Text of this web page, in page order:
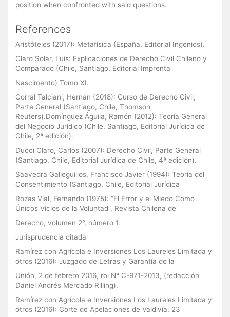
position when confronted with said questions.
References
Aristóteles (2017): Metafísica (España, Editorial Ingenios).
Claro Solar, Luis: Explicaciones de Derecho Civil Chileno y
Comparado (Chile, Santiago, Editorial Imprenta
Nascimento) Tomo XI.
Corral Talciani, Hernán (2018): Curso de Derecho Civil,
Parte General (Santiago, Chile, Thomson
Reuters).Domínguez Águila, Ramón (2012): Teoría General
del Negocio Jurídico (Chile, Santiago, Editorial Jurídica de
Chile, 2ª edición).
Ducci Claro, Carlos (2007): Derecho Civil, Parte General
(Santiago, Chile, Editorial Jurídica de Chile, 4ª edición).
Saavedra Galleguillos, Francisco Javier (1994): Teoría del
Consentimiento (Santiago, Chile, Editorial Jurídica
Rozas Vial, Fernando (1975): “El Error y el Miedo Como
Únicos Vicios de la Voluntad”, Revista Chilena de
Derecho, volumen 2°, número 1.
Jurisprudencia citada
Ramírez con Agrícola e Inversiones Los Laureles Limitada y
otros (2016): Juzgado de Letras y Garantía de la
Unión, 2 de febrero 2016, rol N° C-971-2013, (redacción
Daniel Andrés Mercado Rilling).
Ramírez con Agrícola e Inversiones Los Laureles Limitada y
otros (2016): Corte de Apelaciones de Valdivia, 23